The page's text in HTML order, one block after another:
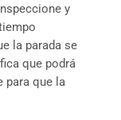
y
la parada se
que podrá
para que la